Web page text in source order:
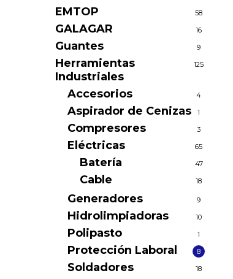
EMTOP 58
GALAGAR 16
Guantes 9
Herramientas
Industriales
125
Accesorios 4
Aspirador de Cenizas 1
Compresores 3
Eléctricas 65
Batería 47
Cable 18
Generadores 9
Hidrolimpiadoras 10
Polipasto 1
Protección Laboral 8
Soldadores 18